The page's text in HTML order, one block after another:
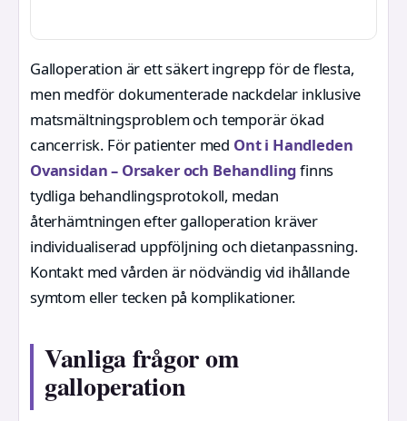
Galloperation är ett säkert ingrepp för de flesta,
men medför dokumenterade nackdelar inklusive
matsmältningsproblem och temporär ökad
cancerrisk. För patienter med Ont i Handleden
Ovansidan – Orsaker och Behandlingfinns
tydliga behandlingsprotokoll, medan
återhämtningen efter galloperation kräver
individualiserad uppföljning och dietanpassning.
Kontakt med vården är nödvändig vid ihållande
symtom eller tecken på komplikationer.
Vanliga frågor om
galloperation